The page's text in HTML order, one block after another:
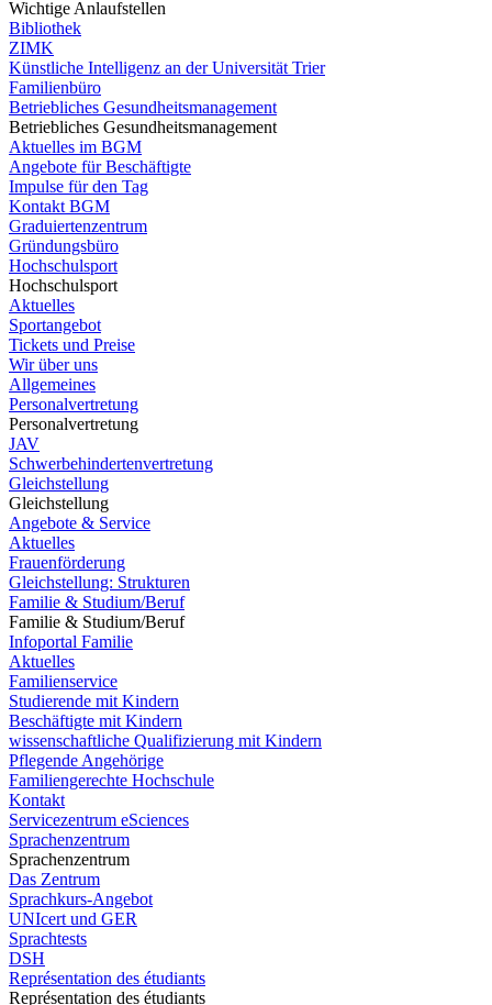
Wichtige Anlaufstellen
Bibliothek
ZIMK
Künstliche Intelligenz an der Universität Trier
Familienbüro
Betriebliches Gesundheitsmanagement
Betriebliches Gesundheitsmanagement
Aktuelles im BGM
Angebote für Beschäftigte
Impulse für den Tag
Kontakt BGM
Graduiertenzentrum
Gründungsbüro
Hochschulsport
Hochschulsport
Aktuelles
Sportangebot
Tickets und Preise
Wir über uns
Allgemeines
Personalvertretung
Personalvertretung
JAV
Schwerbehindertenvertretung
Gleichstellung
Gleichstellung
Angebote & Service
Aktuelles
Frauenförderung
Gleichstellung: Strukturen
Familie & Studium/Beruf
Familie & Studium/Beruf
Infoportal Familie
Aktuelles
Familienservice
Studierende mit Kindern
Beschäftigte mit Kindern
wissenschaftliche Qualifizierung mit Kindern
Pflegende Angehörige
Familiengerechte Hochschule
Kontakt
Servicezentrum eSciences
Sprachenzentrum
Sprachenzentrum
Das Zentrum
Sprachkurs-Angebot
UNIcert und GER
Sprachtests
DSH
Représentation des étudiants
Représentation des étudiants